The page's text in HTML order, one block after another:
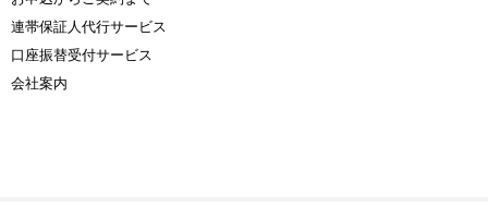
連帯保証人代行サービス
口座振替受付サービス
会社案内